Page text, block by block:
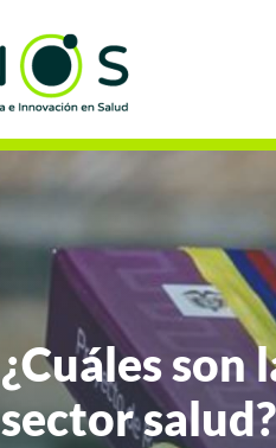
¿Cuáles son
sector salud?